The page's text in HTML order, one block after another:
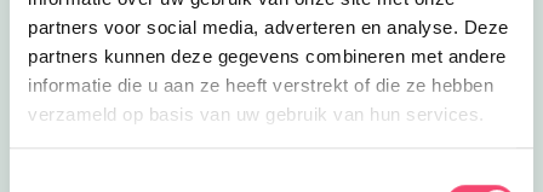
partners voor social media, adverteren en analyse. Deze
partners kunnen deze gegevens combineren met andere
informatie die u aan ze heeft verstrekt of die ze hebben
verzameld op basis van uw gebruik van hun services.